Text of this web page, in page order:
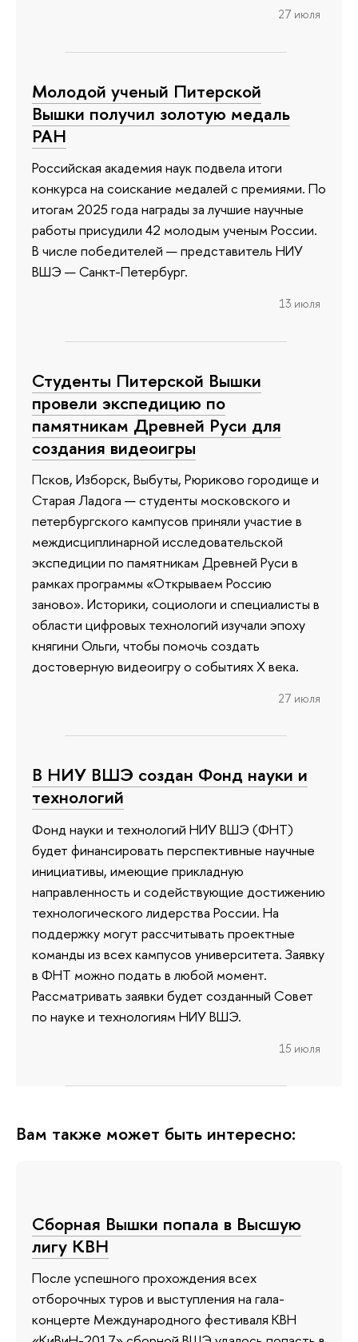
27 июля
Молодой ученый Питерской
Вышки получил золотую медаль
РАН
Российская академия наук подвела итоги
конкурса на соискание медалей с премиями. По
итогам 2025 года награды за лучшие научные
работы присудили 42 молодым ученым России.
В числе победителей — представитель НИУ
ВШЭ — Санкт-Петербург.
13 июля
Студенты Питерской Вышки
провели экспедицию по
памятникам Древней Руси для
создания видеоигры
Псков, Изборск, Выбуты, Рюриково городище и
Старая Ладога — студенты московского и
петербургского кампусов приняли участие в
междисциплинарной исследовательской
экспедиции по памятникам Древней Руси в
рамках программы «Открываем Россию
заново». Историки, социологи и специалисты в
области цифровых технологий изучали эпоху
княгини Ольги, чтобы помочь создать
достоверную видеоигру о событиях X века.
27 июля
В НИУ ВШЭ создан Фонд науки и
технологий
Фонд науки и технологий НИУ ВШЭ (ФНТ)
будет финансировать перспективные научные
инициативы, имеющие прикладную
направленность и содействующие достижению
технологического лидерства России. На
поддержку могут рассчитывать проектные
команды из всех кампусов университета. Заявку
в ФНТ можно подать в любой момент.
Рассматривать заявки будет созданный Совет
по науке и технологиям НИУ ВШЭ.
15 июля
Вам также может быть интересно:
Сборная Вышки попала в Высшую
лигу КВН
После успешного прохождения всех
отборочных туров и выступления на гала-
концерте Международного фестиваля КВН